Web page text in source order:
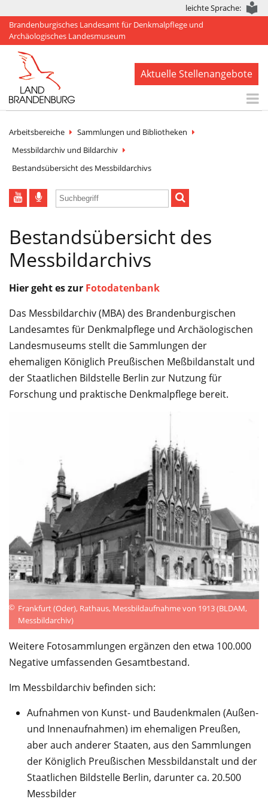
leichte Sprache:
Brandenburgisches Landesamt für Denkmalpflege und
Archäologisches Landesmuseum
Aktuelle Stellenangebote
Aktuelles
BLDAM
Arbeitsbereiche
Publikationen
Service
Arbeitsbereiche
Sammlungen und Bibliotheken
Messbildarchiv und Bildarchiv
Bestandsübersicht des Messbildarchivs
Bestandsübersicht des
Messbildarchivs
Hier geht es zur Fotodatenbank
Das Messbildarchiv (MBA) des Brandenburgischen
Landesamtes für Denkmalpflege und Archäologischen
Landesmuseums stellt die Sammlungen der
ehemaligen Königlich Preußischen Meßbildanstalt und
der Staatlichen Bildstelle Berlin zur Nutzung für
Forschung und praktische Denkmalpflege bereit.
© Frankfurt (Oder), Rathaus, Messbildaufnahme von 1913 (BLDAM,
Messbildarchiv)
Weitere Fotosammlungen ergänzen den etwa 100.000
Negative umfassenden Gesamtbestand.
Im Messbildarchiv befinden sich:
Aufnahmen von Kunst- und Baudenkmalen (Außen-
und Innenaufnahmen) im ehemaligen Preußen,
aber auch anderer Staaten, aus den Sammlungen
der Königlich Preußischen Messbildanstalt und der
Staatlichen Bildstelle Berlin, darunter ca. 20.500
Messbilder